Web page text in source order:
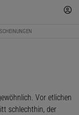
Vor etlichen
schlechthin, der